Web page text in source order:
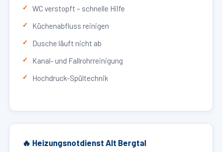
WC verstopft – schnelle Hilfe
Küchenabfluss reinigen
Dusche läuft nicht ab
Kanal- und Fallrohrreinigung
Hochdruck-Spültechnik
🔥 Heizungsnotdienst Alt Bergtal